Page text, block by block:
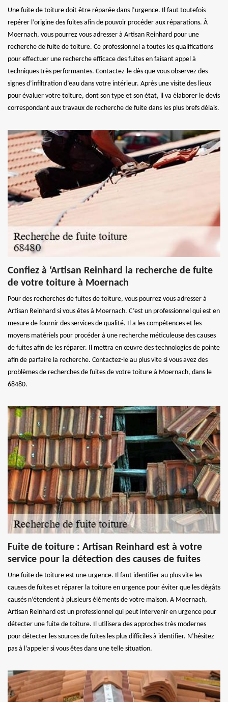
Une fuite de toiture doit être réparée dans l’urgence. Il faut toutefois
repérer l’origine des fuites afin de pouvoir procéder aux réparations. À
Moernach, vous pourrez vous adresser à Artisan Reinhard pour une
recherche de fuite de toiture. Ce professionnel a toutes les qualifications
pour effectuer une recherche efficace des fuites en faisant appel à
techniques très performantes. Contactez-le dès que vous observez des
signes d’infiltration d’eau dans votre intérieur. Après une visite des lieux
pour évaluer votre toiture, dont son type et son état, il va élaborer le devis
correspondant aux travaux de recherche de fuite dans les plus brefs délais.
Confiez à ‘Artisan Reinhard la recherche de fuite
de votre toiture à Moernach
Pour des recherches de fuites de toiture, vous pourrez vous adresser à
Artisan Reinhard si vous êtes à Moernach. C’est un professionnel qui est en
mesure de fournir des services de qualité. Il a les compétences et les
moyens matériels pour procéder à une recherche méticuleuse des causes
de fuites afin de les réparer. Il mettra en œuvre des technologies de pointe
afin de parfaire la recherche. Contactez-le au plus vite si vous avez des
problèmes de recherches de fuites de votre toiture à Moernach, dans le
68480.
Fuite de toiture : Artisan Reinhard est à votre
service pour la détection des causes de fuites
Une fuite de toiture est une urgence. Il faut identifier au plus vite les
causes de fuites et réparer la toiture en urgence pour éviter que les dégâts
causés n’étendent à plusieurs éléments de votre maison. A Moernach,
Artisan Reinhard est un professionnel qui peut intervenir en urgence pour
détecter une fuite de toiture. Il utilisera des approches très modernes
pour détecter les sources de fuites les plus difficiles à identifier. N’hésitez
pas à l’appeler si vous êtes dans une telle situation.